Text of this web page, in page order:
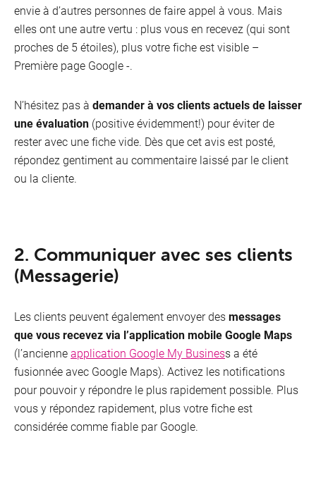
envie à d’autres personnes de faire appel à vous. Mais
elles ont une autre vertu : plus vous en recevez (qui sont
proches de 5 étoiles), plus votre fiche est visible –
Première page Google -.
N’hésitez pas à demander à vos clients actuels de laisser
une évaluation (positive évidemment!) pour éviter de
rester avec une fiche vide. Dès que cet avis est posté,
répondez gentiment au commentaire laissé par le client
ou la cliente.
2. Communiquer avec ses clients
(Messagerie)
Les clients peuvent également envoyer desmessages
que vous recevez via l’application mobile Google Maps
(l’ancienneapplication Google My Business a été
fusionnée avec Google Maps). Activez les notifications
pour pouvoir y répondre le plus rapidement possible. Plus
vous y répondez rapidement, plus votre fiche est
considérée comme fiable par Google.